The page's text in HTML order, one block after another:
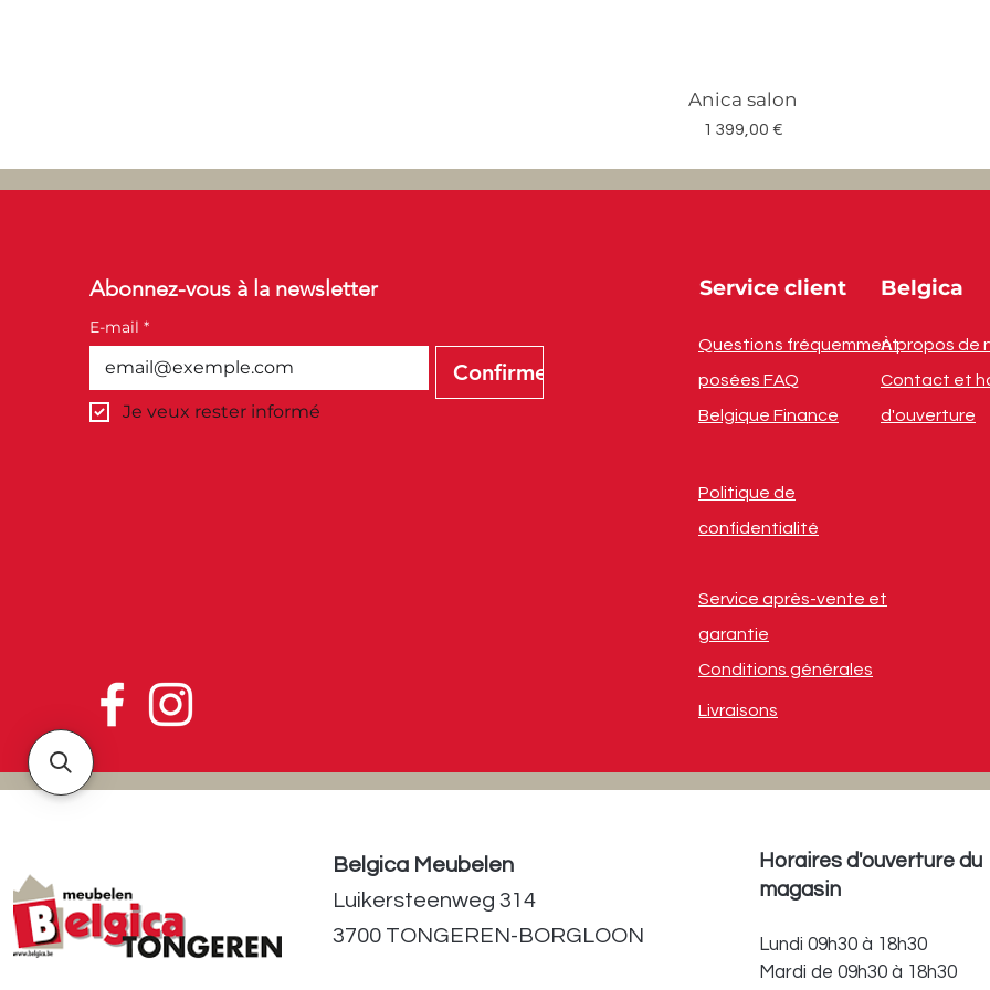
Anica salon
Prix
1 399,00 €
Abonnez-vous à la newsletter
E-mail *
Confirmer
Je veux rester informé
Service client
Questions fréquemment
posées FAQ
Belgique Finance
Politique de
confidentialité
Service après-vente et
garantie
Conditions générales
Livraisons
Belgica
À propos de
Contact et
d'ouverture
Belgica Meubelen
Luikersteenweg 314
3700 TONGEREN-BORGLOON
Horaires d'ouverture du
magasin
Lundi 09h30 à 18h30
Mardi de 09h30 à 18h30